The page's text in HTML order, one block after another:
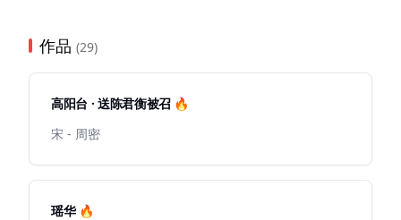
作品 (29)
高阳台 · 送陈君衡被召 🔥
宋 - 周密
瑶华 🔥